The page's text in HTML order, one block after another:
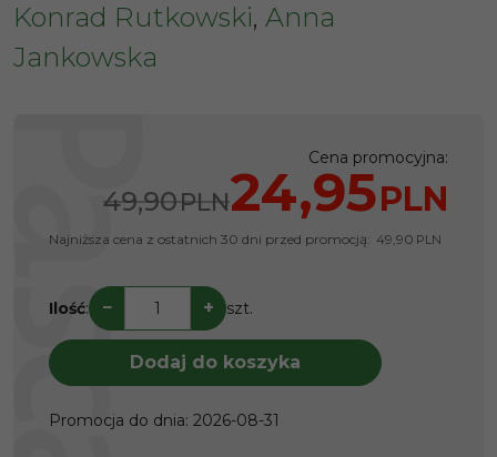
Konrad Rutkowski, Anna
Jankowska
Cena promocyjna:
49,90PLN24,95PLN
Najniższa cena z ostatnich 30 dni przed promocją: 49,90 PLN
Ilość: − + szt.
Dodaj do koszyka
Promocja do dnia: 2026-08-31